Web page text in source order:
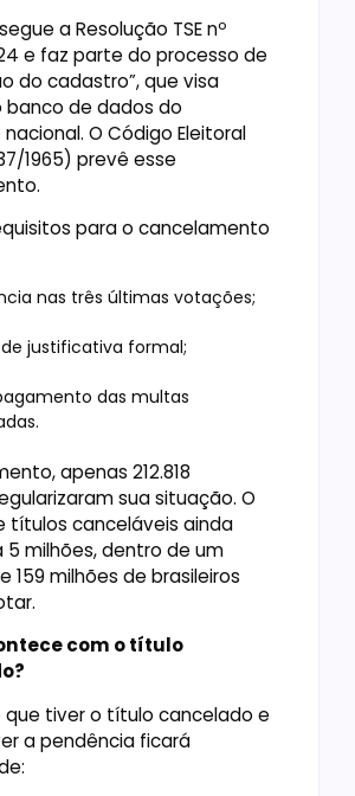
a Resolução TSE nº
e faz parte do processo de
do cadastro”, que visa
banco de dados do
O Código Eleitoral
1965) prevê esse
para o cancelamento
nas três últimas votações;
justificativa formal;
das multas
apenas 212.818
sua situação. O
títulos canceláveis ainda
5 milhões, dentro de um
159 milhões de brasileiros
com o título
que tiver o título cancelado e
a pendência ficará